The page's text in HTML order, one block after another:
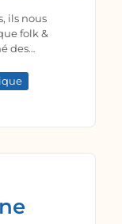
ils nous
folk &
des
avec
qui vous
et envie